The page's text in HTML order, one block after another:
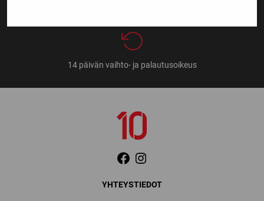
14 päivän vaihto- ja palautusoikeus
YHTEYSTIEDOT